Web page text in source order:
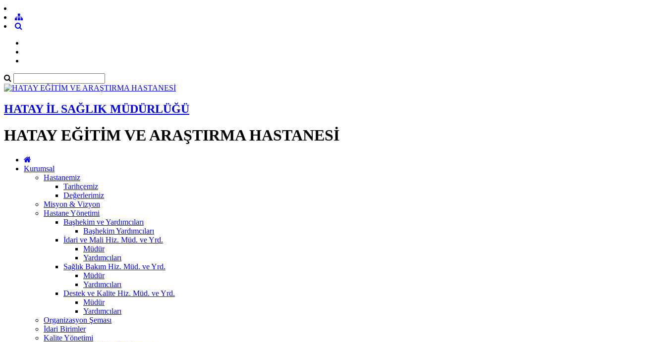
HATAY İL SAĞLIK MÜDÜRLÜĞÜ
HATAY EĞİTİM VE ARAŞTIRMA HASTANESİ
Kurumsal
Hastanemiz
Tarihçemiz
Değerlerimiz
Misyon & Vizyon
Hastane Yönetimi
Başhekim ve Yardımcıları
Başhekim Yardımcıları
İdari ve Mali Hiz. Müd. ve Yrd.
Müdür
Yardımcıları
Sağlık Bakım Hiz. Müd. ve Yrd.
Müdür
Yardımcıları
Destek ve Kalite Hiz. Müd. ve Yrd.
Müdür
Yardımcıları
Organizasyon Şeması
İdari Birimler
Kalite Yönetimi